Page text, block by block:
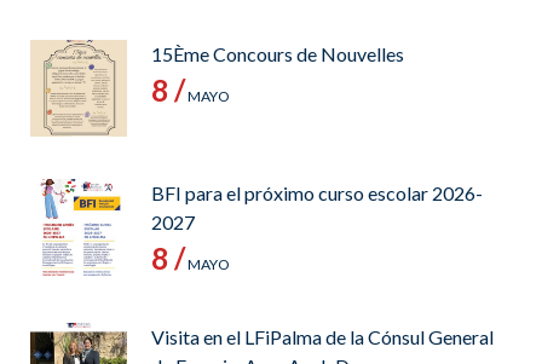
15Ème Concours de Nouvelles
8 /MAYO
BFI para el próximo curso escolar 2026-
2027
8 /MAYO
Visita en el LFiPalma de la Cónsul General